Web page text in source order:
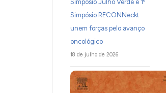
Simpósio Julho Verde e 1º
Simpósio RECONNeckt
unem forças pelo avanço
oncológico
18 de julho de 2026